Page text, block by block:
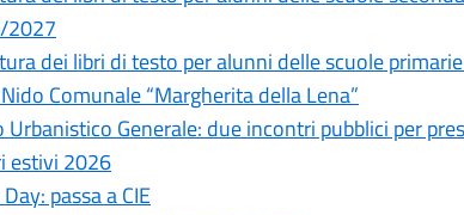
2027
dei libri di testo per alunni delle scuole
Comunale “Margherita della Lena”
Urbanistico Generale: due incontri pubblici per
estivi 2026
passa a CIE